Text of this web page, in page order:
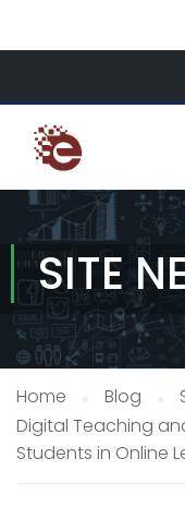
SITE
Home Blog
Digital Teaching
Students in Online